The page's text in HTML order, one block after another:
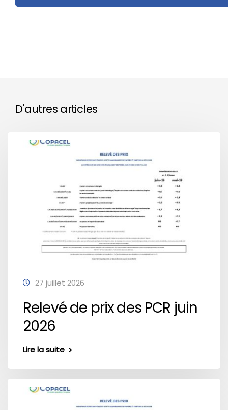
D'autres articles
27 juillet 2026
Relevé de prix des PCR juin
2026
Lire la suite